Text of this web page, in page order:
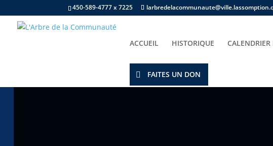
450-589-4777 x 7225
ACCUEIL HISTORIQUE CALENDRIER
FAITES UN DON
Champ d'intérêts